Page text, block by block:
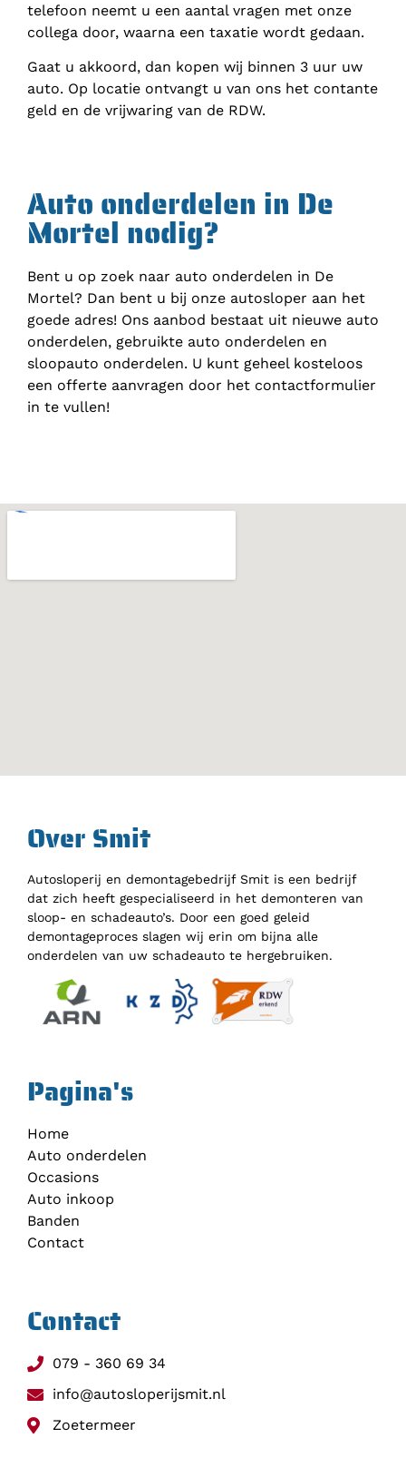
telefoon neemt u een aantal vragen met onze
collega door, waarna een taxatie wordt gedaan.
Gaat u akkoord, dan kopen wij binnen 3 uur uw
auto. Op locatie ontvangt u van ons het contante
geld en de vrijwaring van de RDW.
Auto onderdelen in De
Mortel nodig?
Bent u op zoek naar auto onderdelen in De
Mortel? Dan bent u bij onze autosloper aan het
goede adres! Ons aanbod bestaat uit nieuwe auto
onderdelen, gebruikte auto onderdelen en
sloopauto onderdelen. U kunt geheel kosteloos
een offerte aanvragen door het contactformulier
in te vullen!
Over Smit
Autosloperij en demontagebedrijf Smit is een bedrijf
dat zich heeft gespecialiseerd in het demonteren van
sloop- en schadeauto’s. Door een goed geleid
demontageproces slagen wij erin om bijna alle
onderdelen van uw schadeauto te hergebruiken.
Pagina's
Home
Auto onderdelen
Occasions
Auto inkoop
Banden
Contact
Contact
079 - 360 69 34
info@autosloperijsmit.nl
Zoetermeer